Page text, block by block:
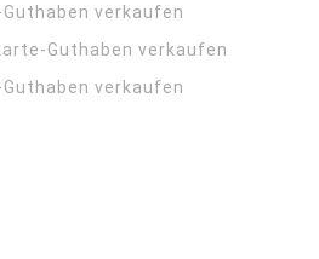
verkaufen
Guthaben verkaufen
verkaufen